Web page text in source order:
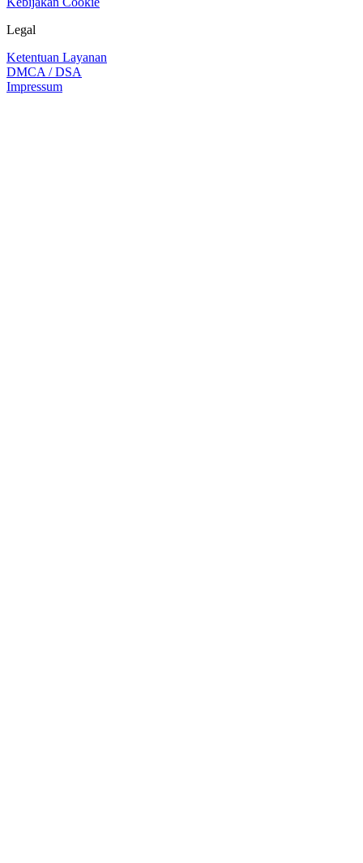
Legal
Ketentuan Layanan
DMCA / DSA
Impressum